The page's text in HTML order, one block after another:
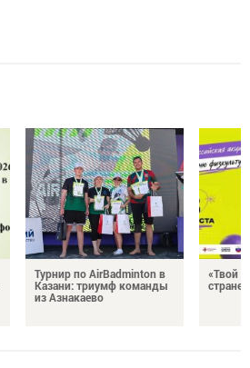
Турнир по AirBadminton в
Казани: триумф команды
из Азнакаево
«Твой
стране!